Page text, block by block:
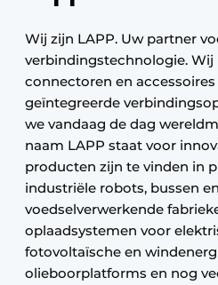
Wij zijn LAPP. Uw partner
verbindingstechnologie. Wij
connectoren en
geïntegreerde
we vandaag de dag
naam LAPP staat voor
producten zijn te vinden in
industriële robots, bussen
voedselverwerkende
oplaadsystemen voor
fotovoltaïsche en
olieboorplatforms en nog